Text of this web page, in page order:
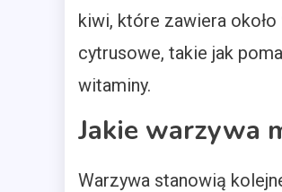
kiwi, które zawiera około
cytrusowe, takie jak
witaminy.
Jakie warzywa
Warzywa stanowią